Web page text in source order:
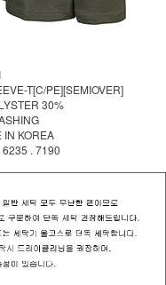
T[C/PE][SEMIOVER]
30%
IN KOREA
6235 . 7190